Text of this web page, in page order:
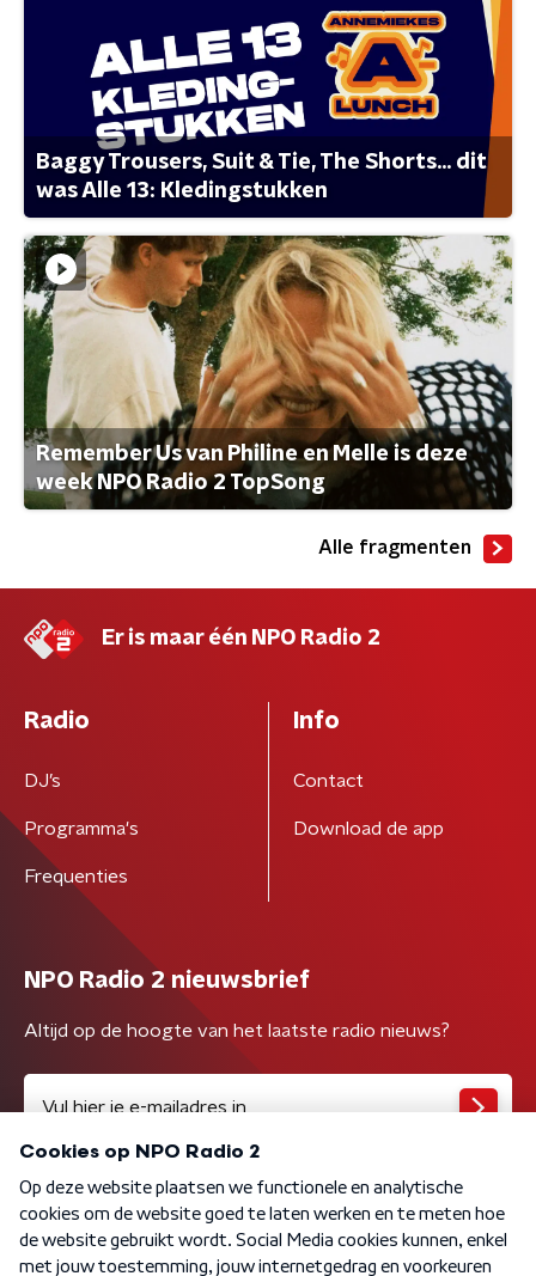
Baggy Trousers, Suit & Tie, The Shorts... dit
was Alle 13: Kledingstukken
Remember Us van Philine en Melle is deze
week NPO Radio 2 TopSong
Alle fragmenten
Er is maar één NPO Radio 2
Radio
DJ’s
Programma's
Frequenties
Info
Contact
Download de app
NPO Radio 2 nieuwsbrief
Altijd op de hoogte van het laatste radio nieuws?
Algemene voorwaarden